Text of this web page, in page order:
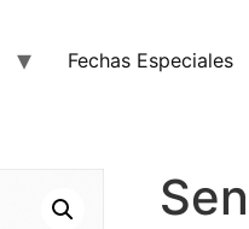
Fechas Especiales